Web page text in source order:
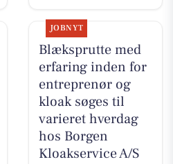
JOBNYT
Blæksprutte med
erfaring inden for
entreprenør og
kloak søges til
varieret hverdag
hos Borgen
Kloakservice A/S